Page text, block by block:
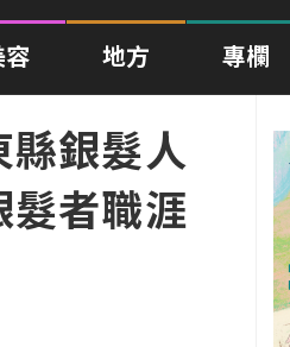
容 地方 專欄
銀髮人
者職涯